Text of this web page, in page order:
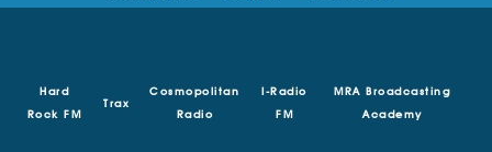
Hard
Rock FM
Trax
Cosmopolitan
Radio
I-Radio
FM
MRA Broadcasting
Academy